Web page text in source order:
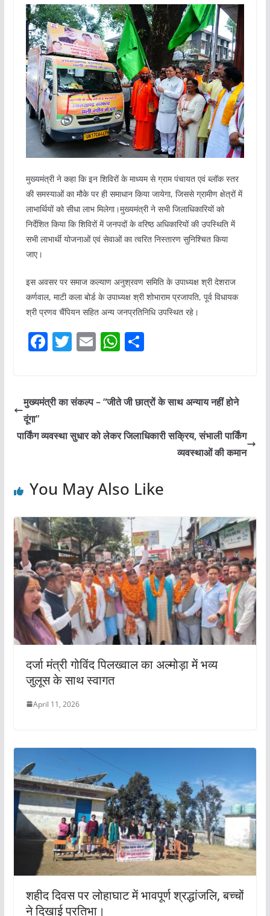
मुख्यमंत्री ने कहा कि इन शिविरों के माध्यम से ग्राम पंचायत एवं ब्लॉक स्तर
की समस्याओं का मौके पर ही समाधान किया जायेगा, जिससे ग्रामीण क्षेत्रों में
लाभार्थियों को सीधा लाभ मिलेगा।मुख्यमंत्री ने सभी जिलाधिकारियों को
निर्देशित किया कि शिविरों में जनपदों के वरिष्ठ अधिकारियों की उपस्थिति में
सभी लाभार्थी योजनाओं एवं सेवाओं का त्वरित निस्तारण सुनिश्चित किया
जाए।
इस अवसर पर समाज कल्याण अनुश्रवण समिति के उपाध्यक्ष श्री देशराज
कर्णवाल, माटी कला बोर्ड के उपाध्यक्ष श्री शोभाराम प्रजापति, पूर्व विधायक
श्री प्रणव चैंपियन सहित अन्य जनप्रतिनिधि उपस्थित रहे।
F
e
o
T
er
E
l
W
s
p
S
e
मुख्यमंत्री का संकल्प – “जीते जी छात्रों के साथ अन्याय नहीं होने
दूंगा”
पार्किंग व्यवस्था सुधार को लेकर जिलाधिकारी सक्रिय, संभाली पार्किंग
व्यवस्थाओं की कमान
You May Also Like
दर्जा मंत्री गोविंद पिलख्वाल का अल्मोड़ा में भव्य
जुलूस के साथ स्वागत
April 11, 2026
शहीद दिवस पर लोहाघाट में भावपूर्ण श्रद्धांजलि, बच्चों
ने दिखाई प्रतिभा।